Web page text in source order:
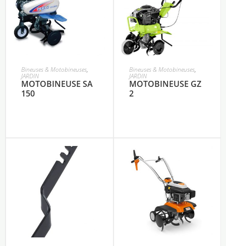
Bineuses & Motobineuses,
JARDIN
MOTOBINEUSE SA
150
Bineuses & Motobineuses,
JARDIN
MOTOBINEUSE GZ
2